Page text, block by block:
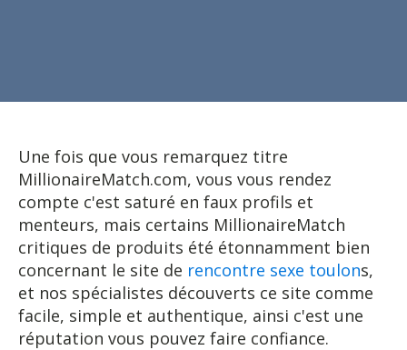
Une fois que vous remarquez titre
MillionaireMatch.com, vous vous rendez
compte c'est saturé en faux profils et
menteurs, mais certains MillionaireMatch
critiques de produits été étonnamment bien
concernant le site de rencontre sexe toulons,
et nos spécialistes découverts ce site comme
facile, simple et authentique, ainsi c'est une
réputation vous pouvez faire confiance.